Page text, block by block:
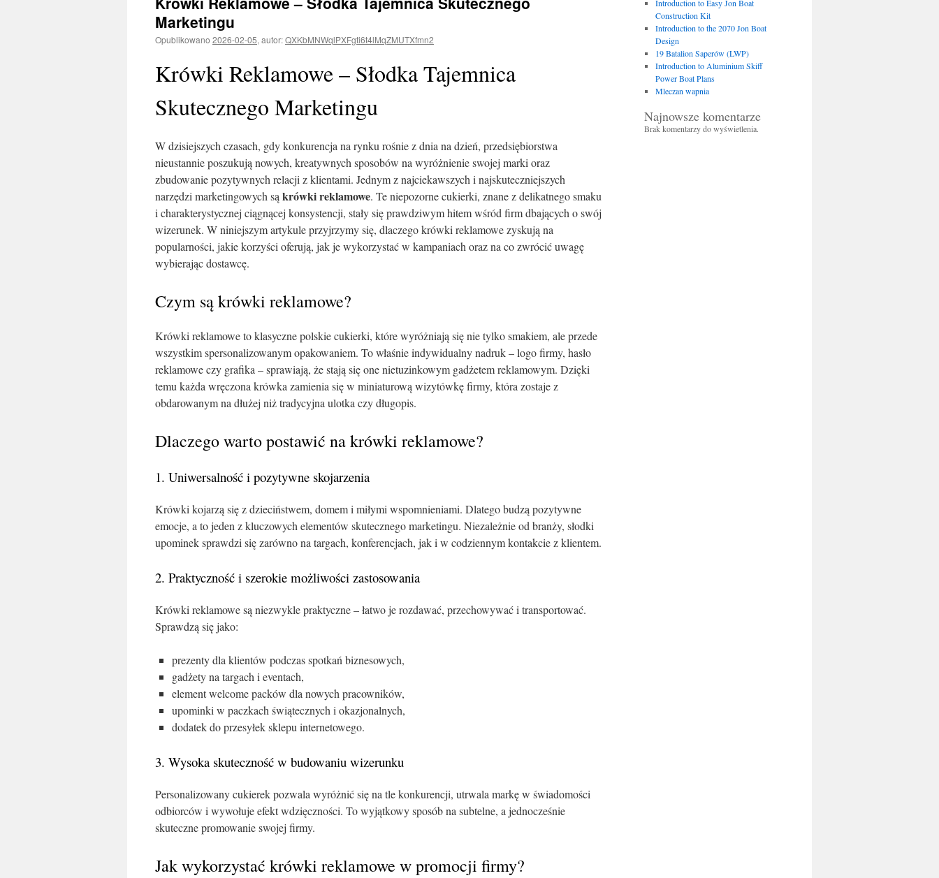
Marketingu
Opublikowano 2026-02-05, autor:QXKbMNWqlPXFgti6t4lMqZMUTXfmn2
Krówki Reklamowe – Słodka Tajemnica
Skutecznego Marketingu
W dzisiejszych czasach, gdy konkurencja na rynku rośnie z dnia na dzień, przedsiębiorstwa
nieustannie poszukują nowych, kreatywnych sposobów na wyróżnienie swojej marki oraz
zbudowanie pozytywnych relacji z klientami. Jednym z najciekawszych i najskuteczniejszych
narzędzi marketingowych są krówki reklamowe. Te niepozorne cukierki, znane z delikatnego smaku
i charakterystycznej ciągnącej konsystencji, stały się prawdziwym hitem wśród firm dbających o swój
wizerunek. W niniejszym artykule przyjrzymy się, dlaczego krówki reklamowe zyskują na
popularności, jakie korzyści oferują, jak je wykorzystać w kampaniach oraz na co zwrócić uwagę
wybierając dostawcę.
Czym są krówki reklamowe?
Krówki reklamowe to klasyczne polskie cukierki, które wyróżniają się nie tylko smakiem, ale przede
wszystkim spersonalizowanym opakowaniem. To właśnie indywidualny nadruk – logo firmy, hasło
reklamowe czy grafika – sprawiają, że stają się one nietuzinkowym gadżetem reklamowym. Dzięki
temu każda wręczona krówka zamienia się w miniaturową wizytówkę firmy, która zostaje z
obdarowanym na dłużej niż tradycyjna ulotka czy długopis.
Dlaczego warto postawić na krówki reklamowe?
1. Uniwersalność i pozytywne skojarzenia
Krówki kojarzą się z dzieciństwem, domem i miłymi wspomnieniami. Dlatego budzą pozytywne
emocje, a to jeden z kluczowych elementów skutecznego marketingu. Niezależnie od branży, słodki
upominek sprawdzi się zarówno na targach, konferencjach, jak i w codziennym kontakcie z klientem.
2. Praktyczność i szerokie możliwości zastosowania
Krówki reklamowe są niezwykle praktyczne – łatwo je rozdawać, przechowywać i transportować.
Sprawdzą się jako:
prezenty dla klientów podczas spotkań biznesowych,
gadżety na targach i eventach,
element welcome packów dla nowych pracowników,
upominki w paczkach świątecznych i okazjonalnych,
dodatek do przesyłek sklepu internetowego.
3. Wysoka skuteczność w budowaniu wizerunku
Personalizowany cukierek pozwala wyróżnić się na tle konkurencji, utrwala markę w świadomości
odbiorców i wywołuje efekt wdzięczności. To wyjątkowy sposób na subtelne, a jednocześnie
skuteczne promowanie swojej firmy.
Jak wykorzystać krówki reklamowe w promocji firmy?
Introduction to Easy Jon Boat
Construction Kit
Introduction to the 2070 Jon Boat
Design
19 Batalion Saperów (LWP)
Introduction to Aluminium Skiff
Power Boat Plans
Mleczan wapnia
Najnowsze komentarze
Brak komentarzy do wyświetlenia.